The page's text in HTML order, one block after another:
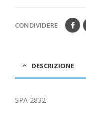
CONDIVIDERE
DESCRIZIONE
SPA 2832